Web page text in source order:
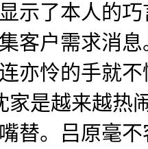
示了本人的
客户需求消
亦怜的手就不
家是越来越热
替。吕原毫不